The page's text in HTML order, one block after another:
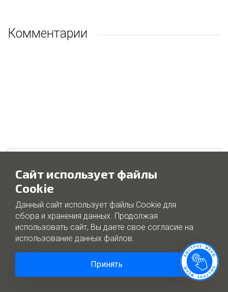
Комментарии
Оставить комментарий
Отправить
Сайт использует файлы
Cookie
Данный сайт использует файлы Cookie для
сбора и хранения данных. Продолжая
использовать сайт, Вы даете свое согласие на
использование данных файлов.
Принять